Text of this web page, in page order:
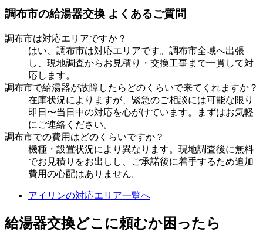
調布市の給湯器交換 よくあるご質問
調布市は対応エリアですか？
はい、 調布市は対応エリアです。 調布市全域へ出張
し、現地調査からお見積り・交換工事まで一貫して対
応します。
調布市で給湯器が故障したらどのくらいで来てくれますか？
在庫状況によりますが、緊急のご相談には可能な限り
即日〜当日中の対応を心がけています。まずはお気軽
にご連絡ください。
調布市での費用はどのくらいですか？
機種・設置状況により異なります。現地調査後に無料
でお見積りをお出しし、ご承諾後に着手するため追加
費用の心配はありません。
アイリンの対応エリア一覧へ
給湯器交換どこに頼むか困ったら